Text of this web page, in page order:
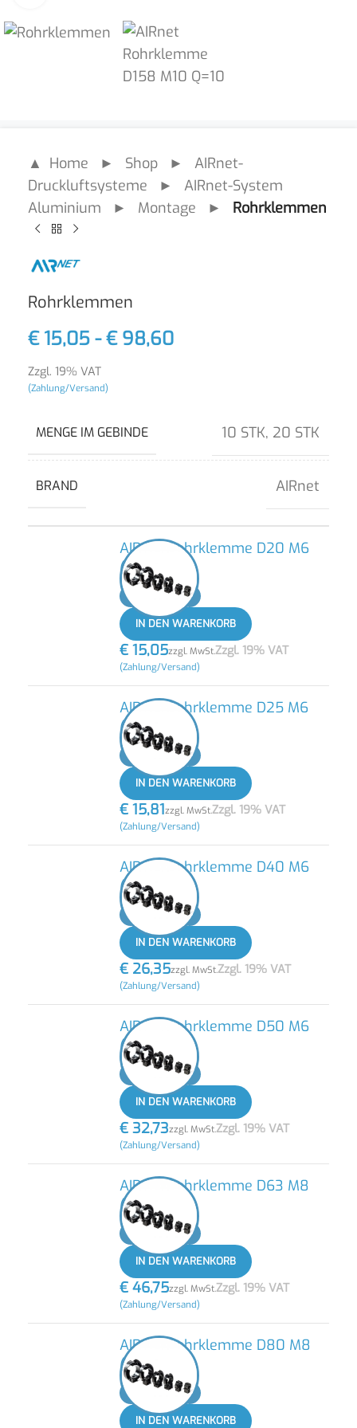
▲ Home ► Shop ► AIRnet-
Druckluftsysteme ► AIRnet-System
Aluminium ► Montage ► Rohrklemmen
Rohrklemmen
€15,05-€98,60
Zzgl. 19% VAT
(Zahlung/Versand)
MENGE IM GEBINDE 10 STK, 20 STK
BRAND AIRnet
AIRnet Rohrklemme D20 M6
(20 STK)
- +
IN DEN WARENKORB
€ 15,05zzgl. MwSt.Zzgl. 19% VAT
(Zahlung/Versand)
AIRnet Rohrklemme D25 M6
(20 STK)
- +
IN DEN WARENKORB
€ 15,81zzgl. MwSt.Zzgl. 19% VAT
(Zahlung/Versand)
AIRnet Rohrklemme D40 M6
(20 STK)
- +
IN DEN WARENKORB
€ 26,35zzgl. MwSt.Zzgl. 19% VAT
(Zahlung/Versand)
AIRnet Rohrklemme D50 M6
(20 STK)
- +
IN DEN WARENKORB
€ 32,73zzgl. MwSt.Zzgl. 19% VAT
(Zahlung/Versand)
AIRnet Rohrklemme D63 M8
(20 STK)
- +
IN DEN WARENKORB
€ 46,75zzgl. MwSt.Zzgl. 19% VAT
(Zahlung/Versand)
AIRnet Rohrklemme D80 M8
(20 STK)
- +
IN DEN WARENKORB